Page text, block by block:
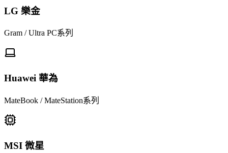
LG 樂金
Gram / Ultra PC系列
Huawei 華為
MateBook / MateStation系列
MSI 微星